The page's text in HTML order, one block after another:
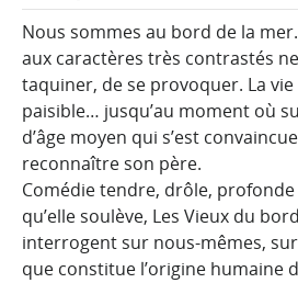
Nous sommes au bord de la
aux caractères très contrastés
taquiner, de se provoquer. La
paisible… jusqu’au moment où
d’âge moyen qui s’est
reconnaître son père.
Comédie tendre, drôle,
qu’elle soulève, Les Vieux du
interrogent sur nous-mêmes,
que constitue l’origine humaine